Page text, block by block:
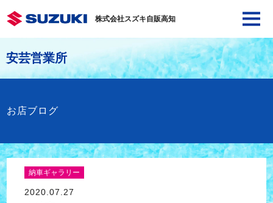
株式会社スズキ自販高知
安芸営業所
お店ブログ
納車ギャラリー
2020.07.27